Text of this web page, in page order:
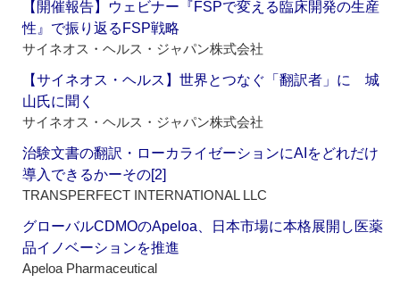
【開催報告】ウェビナー『FSPで変える臨床開発の生産
性』で振り返るFSP戦略
サイネオス・ヘルス・ジャパン株式会社
【サイネオス・ヘルス】世界とつなぐ「翻訳者」に 城
山氏に聞く
サイネオス・ヘルス・ジャパン株式会社
治験文書の翻訳・ローカライゼーションにAIをどれだけ
導入できるかーその[2]
TRANSPERFECT INTERNATIONAL LLC
グローバルCDMOのApeloa、日本市場に本格展開し医薬
品イノベーションを推進
Apeloa Pharmaceutical